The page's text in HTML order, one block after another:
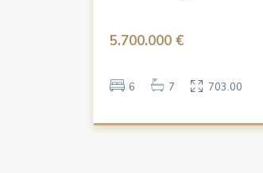
5.700.000 €
6 7 703.00